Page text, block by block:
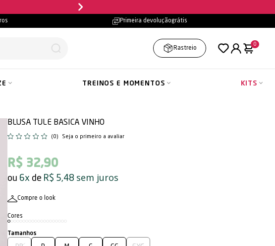
Primeira devoluçãográtis
Rastreio
0
TREINOS E MOMENTOS KITS
BLUSA TULE BASICA VINHO
(0) Seja o primeiro a avaliar
R$ 32,90
6x R$ 5,48 sem juros
Compre o look